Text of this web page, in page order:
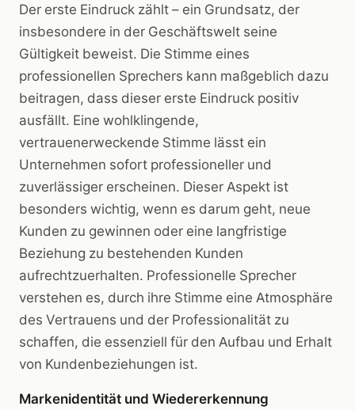
Der erste Eindruck zählt – ein Grundsatz, der
insbesondere in der Geschäftswelt seine
Gültigkeit beweist. Die Stimme eines
professionellen Sprechers kann maßgeblich dazu
beitragen, dass dieser erste Eindruck positiv
ausfällt. Eine wohlklingende,
vertrauenerweckende Stimme lässt ein
Unternehmen sofort professioneller und
zuverlässiger erscheinen. Dieser Aspekt ist
besonders wichtig, wenn es darum geht, neue
Kunden zu gewinnen oder eine langfristige
Beziehung zu bestehenden Kunden
aufrechtzuerhalten. Professionelle Sprecher
verstehen es, durch ihre Stimme eine Atmosphäre
des Vertrauens und der Professionalität zu
schaffen, die essenziell für den Aufbau und Erhalt
von Kundenbeziehungen ist.
Markenidentität und Wiedererkennung